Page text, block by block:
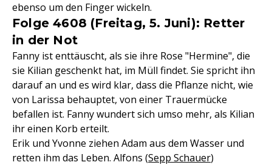
ebenso um den Finger wickeln.
Folge 4608 (Freitag, 5. Juni): Retter
in der Not
Fanny ist enttäuscht, als sie ihre Rose "Hermine", die
sie Kilian geschenkt hat, im Müll findet. Sie spricht ihn
darauf an und es wird klar, dass die Pflanze nicht, wie
von Larissa behauptet, von einer Trauermücke
befallen ist. Fanny wundert sich umso mehr, als Kilian
ihr einen Korb erteilt.
Erik und Yvonne ziehen Adam aus dem Wasser und
retten ihm das Leben. Alfons (Sepp Schauer)